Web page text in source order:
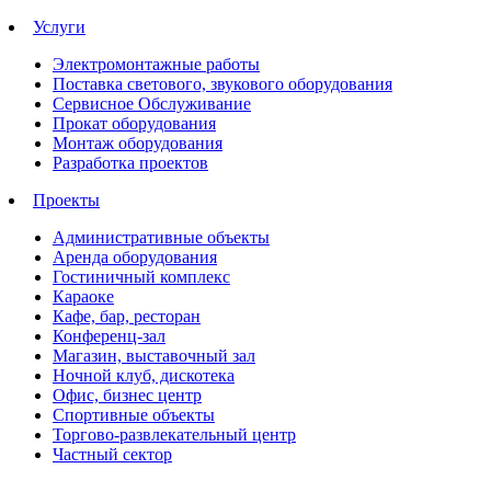
Услуги
Электромонтажные работы
Поставка светового, звукового оборудования
Сервисное Обслуживание
Прокат оборудования
Монтаж оборудования
Разработка проектов
Проекты
Административные объекты
Аренда оборудования
Гостиничный комплекс
Караоке
Кафе, бар, ресторан
Конференц-зал
Магазин, выставочный зал
Ночной клуб, дискотека
Офис, бизнес центр
Спортивные объекты
Торгово-развлекательный центр
Частный сектор